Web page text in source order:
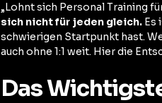
„Lohnt sich Personal Training
sich nicht für jeden gleich. Es
schwierigen Startpunkt hast.
auch ohne 1:1 weit. Hier die
Das